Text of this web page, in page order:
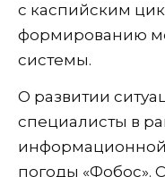
с каспийским
формированию
системы.
О развитии
специалисты в
информационной
погоды «Фобос».